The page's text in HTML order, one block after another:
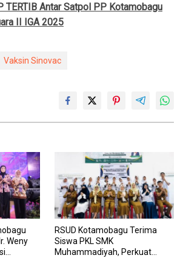
TERTIB Antar Satpol PP Kotamobagu
II IGA 2025
Vaksin Sinovac
Weny
RSUD Kotamobagu Terima
Siswa PKL SMK
Muhammadiyah, Perkuat